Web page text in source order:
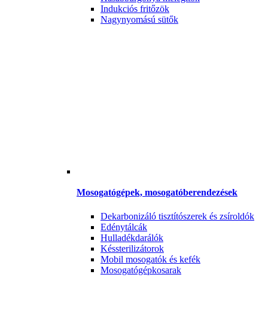
Indukciós fritőzök
Nagynyomású sütők
Mosogatógépek, mosogatóberendezések
Dekarbonizáló tisztítószerek és zsíroldók
Edénytálcák
Hulladékdarálók
Késsterilizátorok
Mobil mosogatók és kefék
Mosogatógépkosarak